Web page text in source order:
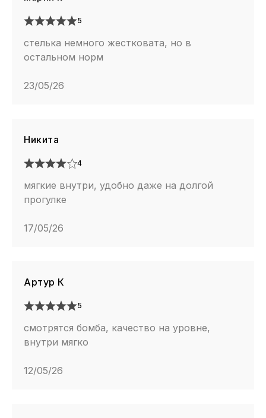
5
стелька немного жестковата, но в
остальном норм
23/05/26
Никита
4
мягкие внутри, удобно даже на долгой
прогулке
17/05/26
Артур К
5
смотрятся бомба, качество на уровне,
внутри мягко
12/05/26